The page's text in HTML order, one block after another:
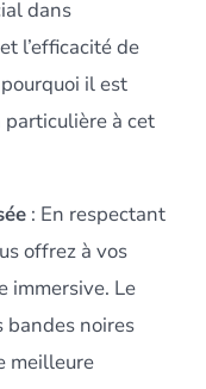
dans
l’efficacité de
il est
à cet
: En respectant
offrez à vos
immersive. Le
bandes noires
meilleure